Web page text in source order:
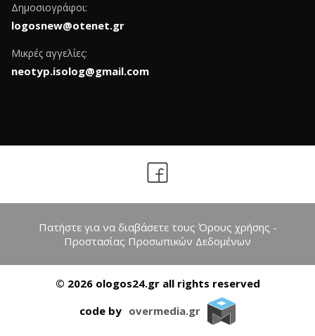
Δημοσιογράφοι:
logosnew@otenet.gr
Μικρές αγγελίες:
neotyp.isolog@gmail.com
Πατήστε για να διαβάσετε τους Όρους χρήσης -
Προστασίας Προσωπικών Δεδομένων
© 2026 ologos24.gr all rights reserved
code by overmedia.gr